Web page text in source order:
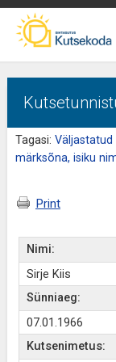
Tagasi: Väljastatud
märksõna, isiku
Print
Nimi:
Sirje Kiis
Sünniaeg:
07.01.1966
Kutsenimetus: